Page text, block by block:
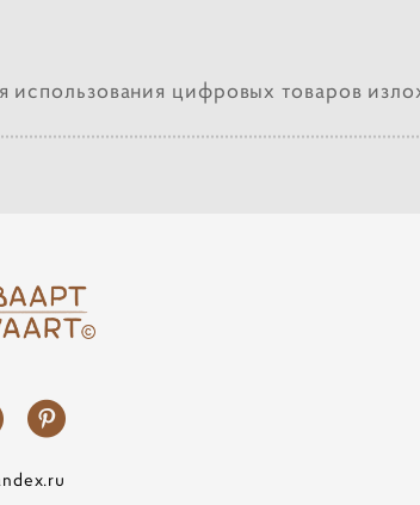
использования цифровых товаров